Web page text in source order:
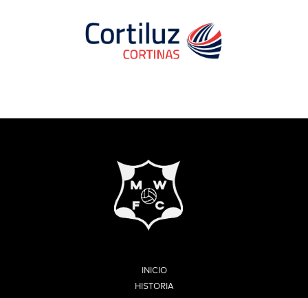
INICIO
HISTORIA